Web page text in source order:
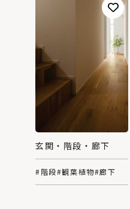
玄関・階段・廊下
#階段#観葉植物#廊下